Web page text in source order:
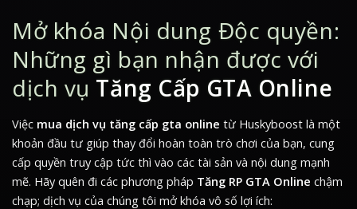
Mở khóa Nội dung Độc quyền:
Những gì bạn nhận được với
dịch vụ Tăng Cấp GTA Online
Việc mua dịch vụ tăng cấp gta online từ Huskyboost là một
khoản đầu tư giúp thay đổi hoàn toàn trò chơi của bạn, cung
cấp quyền truy cập tức thì vào các tài sản và nội dung mạnh
mẽ. Hãy quên đi các phương pháp Tăng RP GTA Online chậm
chạp; dịch vụ của chúng tôi mở khóa vô số lợi ích: